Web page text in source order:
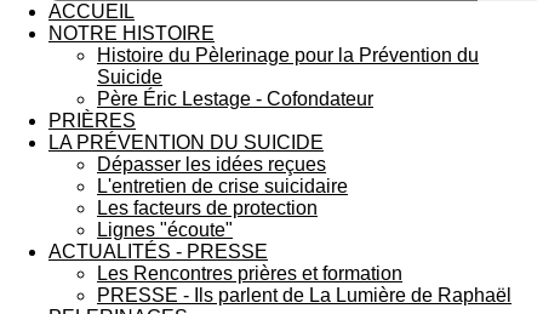
ACCUEIL
NOTRE HISTOIRE
Histoire du Pèlerinage pour la Prévention du
Suicide
Père Éric Lestage - Cofondateur
PRIÈRES
LA PRÉVENTION DU SUICIDE
Dépasser les idées reçues
L'entretien de crise suicidaire
Les facteurs de protection
Lignes "écoute"
ACTUALITÉS - PRESSE
Les Rencontres prières et formation
PRESSE - Ils parlent de La Lumière de Raphaël